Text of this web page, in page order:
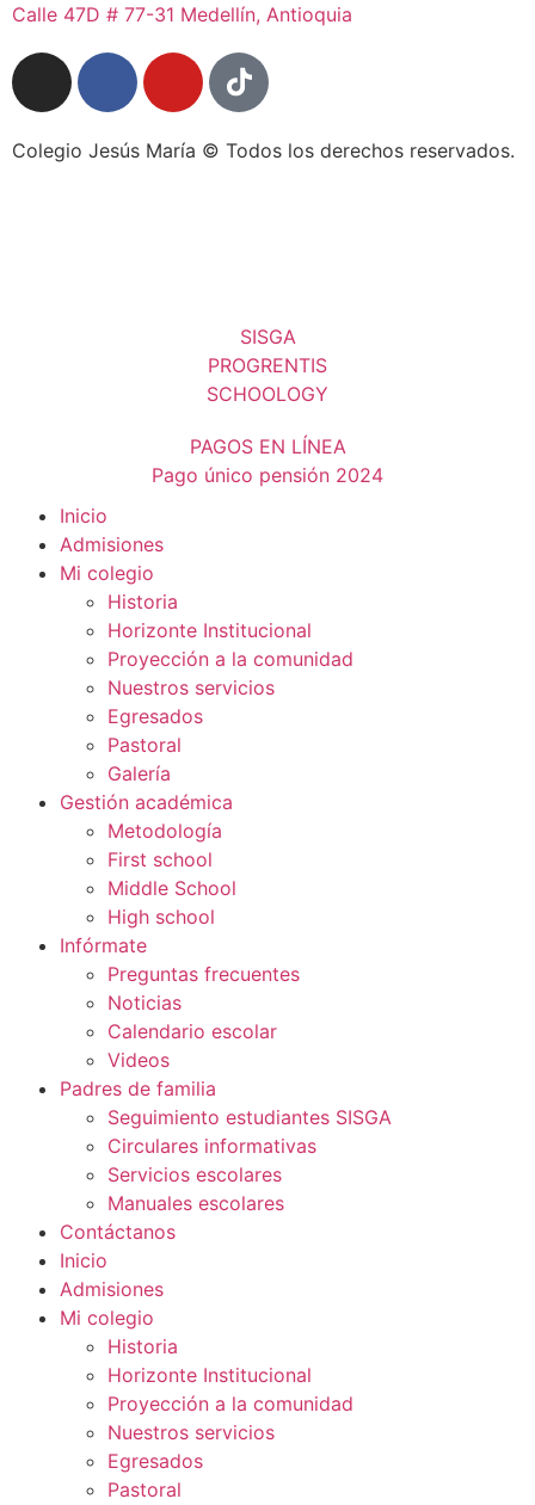
Calle 47D # 77-31 Medellín, Antioquia
Colegio Jesús María © Todos los derechos reservados.
SISGA
PROGRENTIS
SCHOOLOGY
PAGOS EN LÍNEA
Pago único pensión 2024
Inicio
Admisiones
Mi colegio
Historia
Horizonte Institucional
Proyección a la comunidad
Nuestros servicios
Egresados
Pastoral
Galería
Gestión académica
Metodología
First school
Middle School
High school
Infórmate
Preguntas frecuentes
Noticias
Calendario escolar
Videos
Padres de familia
Seguimiento estudiantes SISGA
Circulares informativas
Servicios escolares
Manuales escolares
Contáctanos
Inicio
Admisiones
Mi colegio
Historia
Horizonte Institucional
Proyección a la comunidad
Nuestros servicios
Egresados
Pastoral